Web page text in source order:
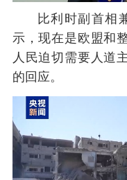
比利时副首相
示，现在是欧盟和
人民迫切需要人道
的回应。